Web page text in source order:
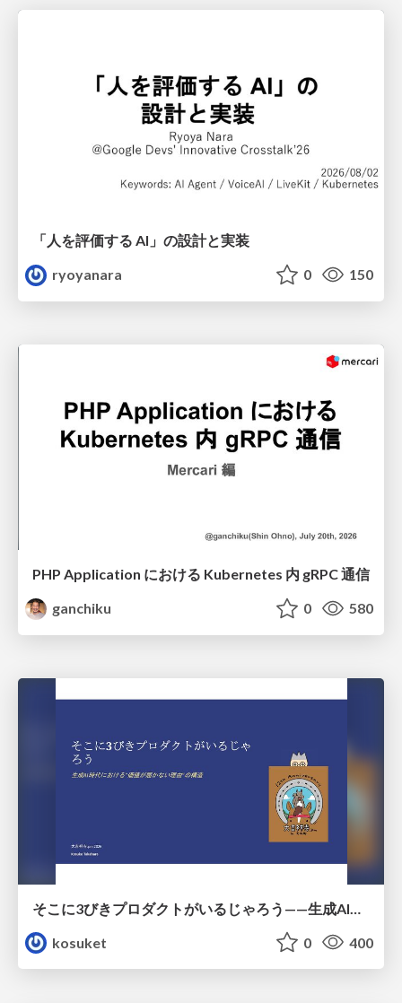
「人を評価する AI」の 設計と実装
ryoyanara
0 150
PHP Application における Kubernetes 内 gRPC 通信
ganchiku
0 580
kosuket
0 400